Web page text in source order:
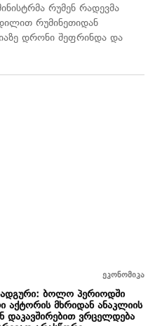
რუმენ რადევმა
რუმინეთიდან
დრონი შეფრინდა და
ეკონომიკა
ბოლო პერიოდში
აქტორის მხრიდან ანაკლიის
ვრცელდება